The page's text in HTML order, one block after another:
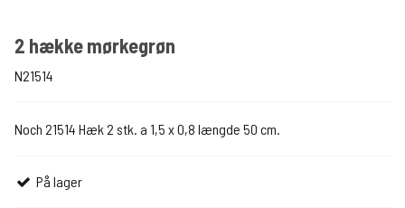
2 hække mørkegrøn
N21514
Noch 21514 Hæk 2 stk. a 1,5 x 0,8 længde 50 cm.
På lager